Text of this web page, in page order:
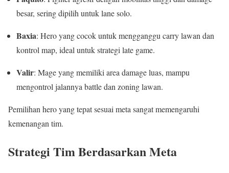
besar, sering dipilih untuk lane solo.
Baxia: Hero yang cocok untuk mengganggu carry lawan dan
kontrol map, ideal untuk strategi late game.
Valir: Mage yang memiliki area damage luas, mampu
mengontrol jalannya battle dan zoning lawan.
Pemilihan hero yang tepat sesuai meta sangat memengaruhi
kemenangan tim.
Strategi Tim Berdasarkan Meta